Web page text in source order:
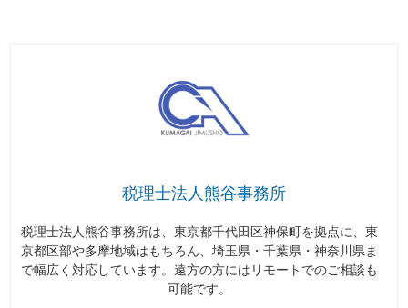
税理士法人熊谷事務所
税理士法人熊谷事務所は、東京都千代田区神保町を拠点に、東
京都区部や多摩地域はもちろん、埼玉県・千葉県・神奈川県ま
で幅広く対応しています。遠方の方にはリモートでのご相談も
可能です。